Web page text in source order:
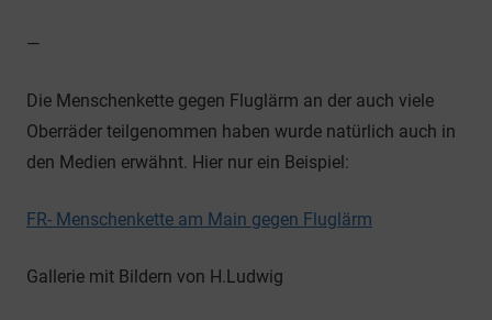
—
Die Menschenkette gegen Fluglärm an der auch viele
Oberräder teilgenommen haben wurde natürlich auch in
den Medien erwähnt. Hier nur ein Beispiel:
FR- Menschenkette am Main gegen Fluglärm
Gallerie mit Bildern von H.Ludwig